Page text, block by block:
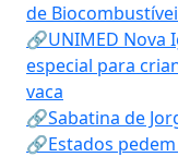
de
🔗UNIMED Nova
especial para
vaca
🔗Sabatina de
🔗Estados